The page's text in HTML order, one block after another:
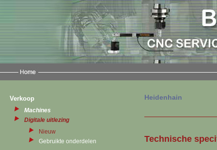
Verkoop
Machines
Digitale uitlezing
Nieuw
Gebruikte onderdelen
Heidenhain
Technische